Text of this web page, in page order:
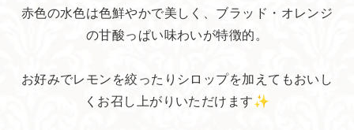
赤色の水色は色鮮やかで美しく、ブラッド・オレンジ
の甘酸っぱい味わいが特徴的。
お好みでレモンを絞ったりシロップを加えてもおいし
くお召し上がりいただけます✨